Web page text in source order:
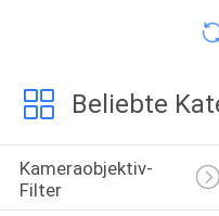
Beliebte
Kameraobjektiv-
Filter